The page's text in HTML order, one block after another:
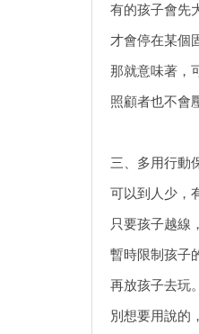
有的孩子會先
才會停在某個
那就意味著，
照顧者也不會
三、多用行動
可以到人少，
只要孩子越線
暫時限制孩子
再放孩子去玩
別想要用說的